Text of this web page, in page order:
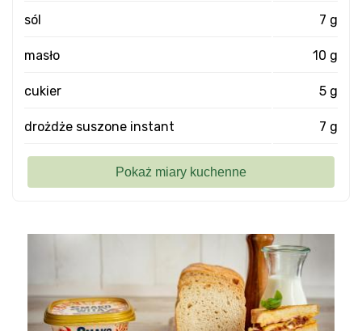
sól 7 g
masło 10 g
cukier 5 g
drożdże suszone instant 7 g